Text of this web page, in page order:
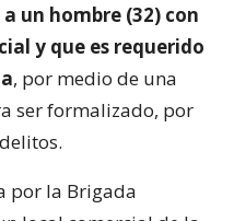
un hombre (32) con
y que es requerido
, por medio de una
ser formalizado, por
por la Brigada